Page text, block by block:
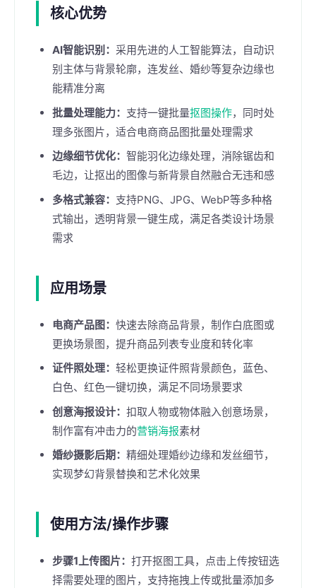
核心优势
AI智能识别： 采用先进的人工智能算法，自动识
别主体与背景轮廓，连发丝、婚纱等复杂边缘也
能精准分离
批量处理能力： 支持一键批量抠图操作，同时处
理多张图片，适合电商商品图批量处理需求
边缘细节优化： 智能羽化边缘处理，消除锯齿和
毛边，让抠出的图像与新背景自然融合无违和感
多格式兼容： 支持PNG、JPG、WebP等多种格
式输出，透明背景一键生成，满足各类设计场景
需求
应用场景
电商产品图： 快速去除商品背景，制作白底图或
更换场景图，提升商品列表专业度和转化率
证件照处理： 轻松更换证件照背景颜色，蓝色、
白色、红色一键切换，满足不同场景要求
创意海报设计： 扣取人物或物体融入创意场景，
制作富有冲击力的营销海报素材
婚纱摄影后期： 精细处理婚纱边缘和发丝细节，
实现梦幻背景替换和艺术化效果
使用方法/操作步骤
步骤1上传图片： 打开抠图工具，点击上传按钮选
择需要处理的图片，支持拖拽上传或批量添加多